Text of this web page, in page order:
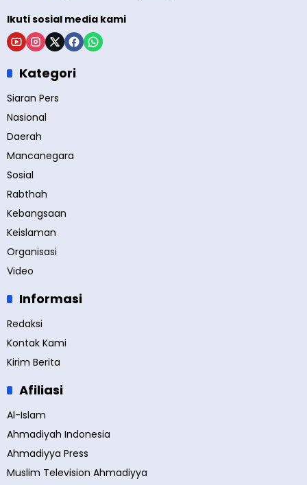
Ikuti sosial media kami
Kategori
Siaran Pers
Nasional
Daerah
Mancanegara
Sosial
Rabthah
Kebangsaan
Keislaman
Organisasi
Video
Informasi
Redaksi
Kontak Kami
Kirim Berita
Afiliasi
Al-Islam
Ahmadiyah Indonesia
Ahmadiyya Press
Muslim Television Ahmadiyya